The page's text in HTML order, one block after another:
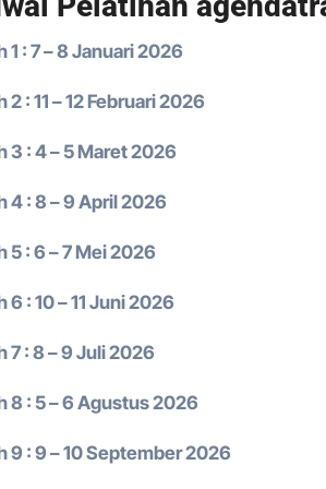
1 : 7 – 8 Januari 2026
2 : 11 – 12 Februari 2026
3 : 4 – 5 Maret 2026
4 : 8 – 9 April 2026
5 : 6 – 7 Mei 2026
6 : 10 – 11 Juni 2026
7 : 8 – 9 Juli 2026
8 : 5 – 6 Agustus 2026
9 : 9 – 10 September 2026